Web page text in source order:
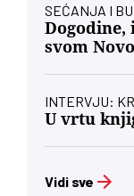
SEĆANJA I
Dogodine,
svom
INTERVJU:
U vrtu
Vidi sve